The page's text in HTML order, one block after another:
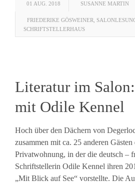
01 AUG. 2018 SUSANNE MARTIN
FRIEDERIKE GÖSWEINER
SCHRIFTSTELLERHAUS
Literatur im
mit Odile Kennel
Hoch über den Dächern von
zusammen mit ca. 25 anderen
Privatwohnung, in der die deutsch –
Schriftstellerin Odile Kennel ihren
„Mit Blick auf See“ vorstellte. Die